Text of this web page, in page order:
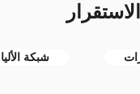
شبكة